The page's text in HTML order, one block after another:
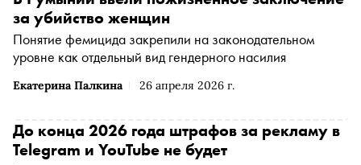
Екатерина Палкина 26 апреля 2026 г.
за убийство женщин
Понятие фемицида закрепили на законодательном
уровне как отдельный вид гендерного насилия
До конца 2026 года штрафов за рекламу в
Telegram и YouTube не будет